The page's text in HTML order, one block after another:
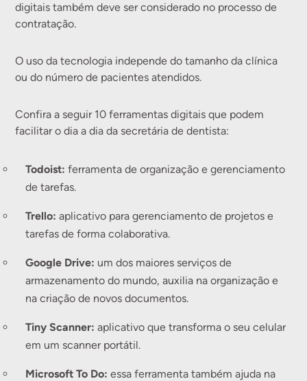
digitais também deve ser considerado no processo de
contratação.
O uso da tecnologia independe do tamanho da clínica
ou do número de pacientes atendidos.
Confira a seguir 10 ferramentas digitais que podem
facilitar o dia a dia da secretária de dentista:
Todoist:ferramenta de organização e gerenciamento
de tarefas.
Trello: aplicativo para gerenciamento de projetos e
tarefas de forma colaborativa.
Google Drive: um dos maiores serviços de
armazenamento do mundo, auxilia na organização e
na criação de novos documentos.
Tiny Scanner: aplicativo que transforma o seu celular
em um scanner portátil.
Microsoft To Do: essa ferramenta também ajuda na